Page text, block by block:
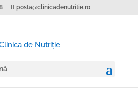
posta@clinicadenutritie.ro